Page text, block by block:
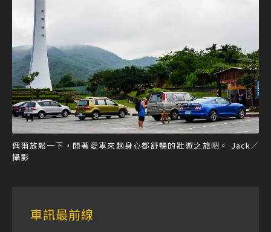
偶爾放鬆一下，開著愛車來趟身心都舒暢的壯遊之旅吧。 Jack／
攝影
車訊最前線